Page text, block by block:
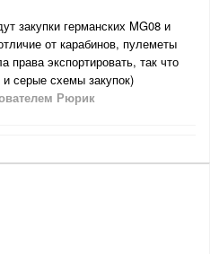
закупки германских MG08 и
от карабинов, пулеметы
экспортировать, так что
серые схемы закупок)
Рюрик